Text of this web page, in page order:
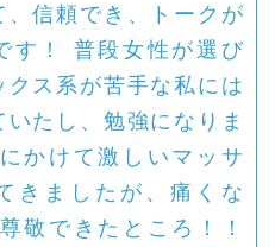
、信頼でき、トークが
す！ 普段女性が選び
クス系が苦手な私には
いたし、勉強になりま
かけて激しいマッサ
きましたが、痛くな
敬できたところ！！